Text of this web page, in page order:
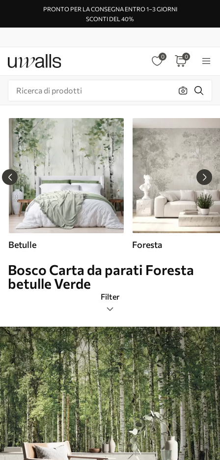
PRONTO PER LA CONSEGNA ENTRO 1–3 GIORNI
SCONTI DEL 40%
0 0
Betulle Foresta
Bosco Carta da parati Foresta
betulle Verde
Filter
Bosco
Formato immagine
Verde
Intelligente
Resettare tutto